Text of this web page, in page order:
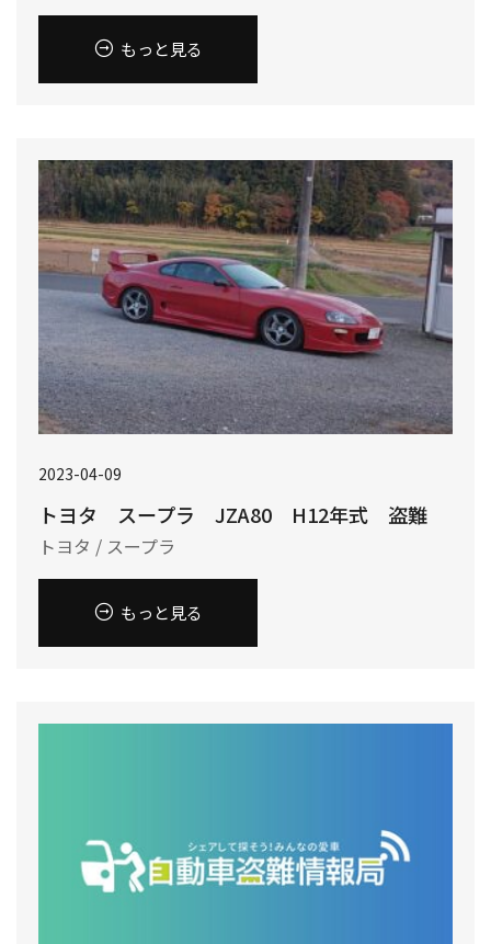
もっと見る
2023-04-09
トヨタ スープラ JZA80 H12年式 盗難
トヨタ / スープラ
もっと見る